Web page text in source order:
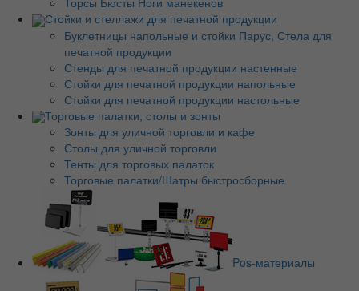
Стойки и стеллажи для печатной продукции
Буклетницы напольные и стойки Парус, Стела для
печатной продукции
Стенды для печатной продукции настенные
Стойки для печатной продукции напольные
Стойки для печатной продукции настольные
Торговые палатки, столы и зонты
Зонты для уличной торговли и кафе
Столы для уличной торговли
Тенты для торговых палаток
Торговые палатки/Шатры быстросборные
Pos-материалы